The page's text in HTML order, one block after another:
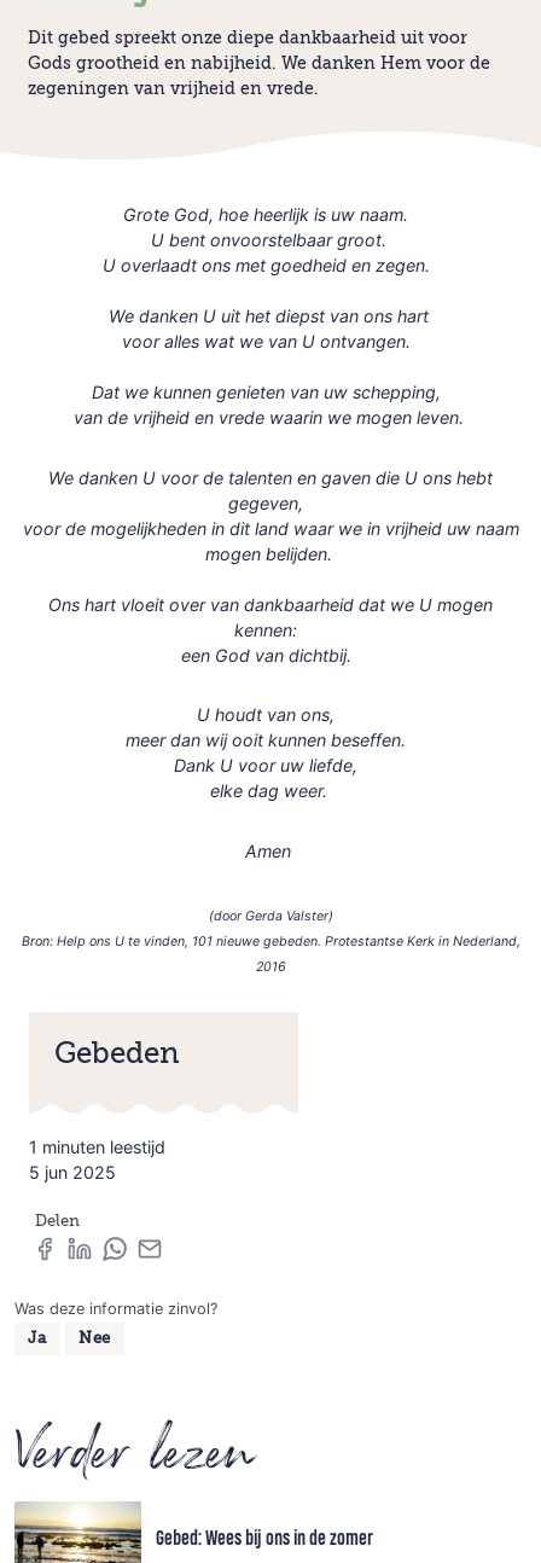
Dit gebed spreekt onze diepe dankbaarheid uit voor
Gods grootheid en nabijheid. We danken Hem voor de
zegeningen van vrijheid en vrede.
Grote God, hoe heerlijk is uw naam.
U bent onvoorstelbaar groot.
U overlaadt ons met goedheid en zegen.
We danken U uit het diepst van ons hart
voor alles wat we van U ontvangen.
Dat we kunnen genieten van uw schepping,
van de vrijheid en vrede waarin we mogen leven.
We danken U voor de talenten en gaven die U ons hebt
gegeven,
voor de mogelijkheden in dit land waar we in vrijheid uw naam
mogen belijden.
Ons hart vloeit over van dankbaarheid dat we U mogen
kennen:
een God van dichtbij.
U houdt van ons,
meer dan wij ooit kunnen beseffen.
Dank U voor uw liefde,
elke dag weer.
Amen
(door Gerda Valster)
Bron: Help ons U te vinden, 101 nieuwe gebeden. Protestantse Kerk in Nederland,
2016
Gebeden
1 minuten leestijd
5 jun 2025
Delen
Was deze informatie zinvol?
Ja Nee
Verder lezen
Gebed: Wees bij ons in de zomer